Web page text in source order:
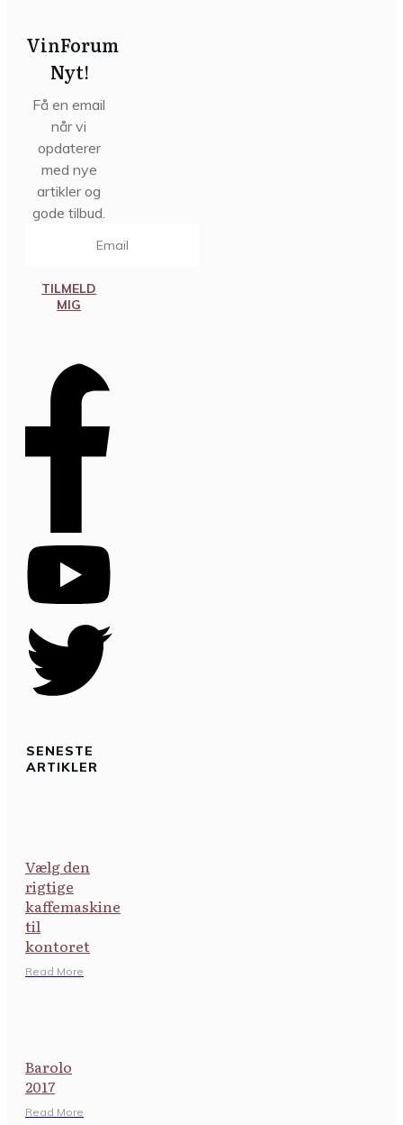
VinForum
Nyt!
Få en email
når vi
opdaterer
med nye
artikler og
gode tilbud.
TILMELD
MIG
SENESTE
ARTIKLER
Vælg den
rigtige
kaffemaskine
til
kontoret
​Read More
Barolo
2017
​Read More